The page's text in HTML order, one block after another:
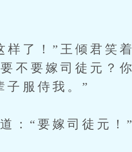
了！”王倾君笑着
不要嫁司徒元？你
子服侍我。”
：“要嫁司徒元！”